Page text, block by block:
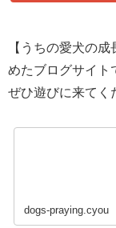
【うちの愛犬の
めたブログサイト
ぜひ遊びに来てく
dogs-praying.cyou